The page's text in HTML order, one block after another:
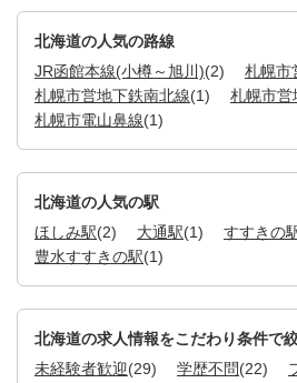
北海道の人気の路線
JR函館本線(小樽～旭川)(2) 札幌市
札幌市営地下鉄南北線(1) 札幌市営
札幌市電山鼻線(1)
北海道の人気の駅
ほしみ駅(2) 大通駅(1) すすきの
豊水すすきの駅(1)
北海道の求人情報をこだわり条件で
未経験者歓迎(29) 学歴不問(22)